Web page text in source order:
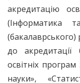
акредитацію
(Інформатика
(бакалаврського)
до акредитації
освітніх
науки»,